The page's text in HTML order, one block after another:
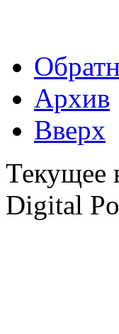
Архив
Вверх
Текущее
Digital